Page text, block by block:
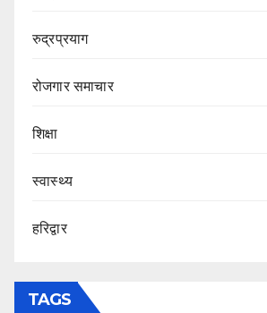
रुद्रप्रयाग
रोजगार समाचार
शिक्षा
स्वास्थ्य
हरिद्वार
TAGS